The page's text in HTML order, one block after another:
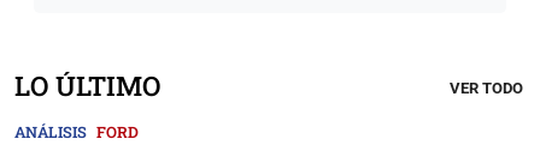
LO ÚLTIMO VER TODO
ANÁLISIS FORD